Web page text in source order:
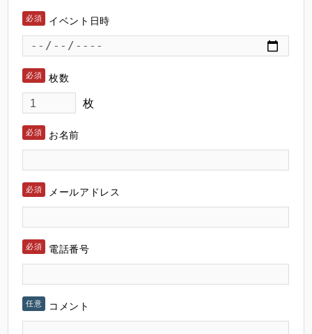
イベント日時
枚数
枚
お名前
メールアドレス
電話番号
コメント